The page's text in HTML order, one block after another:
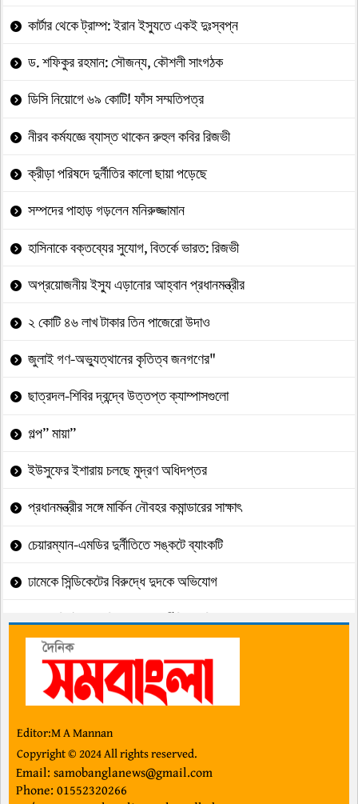
কার্টার থেকে ট্রাম্প: ইরান ইস্যুতে একই দুঃস্বপ্ন
ড. শফিকুর রহমান: সৌজন্য, কৌশলী সাংগঠক
ডিসি নিয়োগে ৬৯ কোটি! ফাঁস সম্মতিপত্র
নীরব কর্মযজ্ঞে ব্যাস্ত থাকেন রুহুল কবির রিজভী
ক্রীড়া পরিষদে দুর্নীতির কালো ছায়া পড়েছে
সম্পদের পাহাড় গড়লেন মনিরুজ্জামান
হাসিনাকে বক্তব্যের সুযোগ, বিতর্কে ভারত: রিজভী
অপ্রয়োজনীয় ইস্যু এড়ানোর আহ্বান প্রধানমন্ত্রীর
২ কোটি ৪৬ লাখ টাকার তিন পাজেরো উদাও
জুলাই গণ-অভ্যুত্থানের কৃতিত্ব জনগণের"
ছাত্রদল-শিবির দ্বন্দ্বে উত্তপ্ত ক্যাম্পাসগুলো
গল্প” মায়া”
ইউসুফের ইশারায় চলছে মুদ্রণ অধিদপ্তর
প্রধানমন্ত্রীর সঙ্গে মার্কিন নৌবহর কমান্ডারের সাক্ষাৎ
চেয়ারম্যান-এমডির দুর্নীতিতে সঙ্কটে ব্যাংকটি
ঢামেকে সিন্ডিকেটের বিরুদ্ধে দুদকে অভিযোগ
সাব-রেজিস্ট্রারের বিরুদ্ধে ঘুষ,দুর্নীতির অভিযোগ
আদর্শ, সংগ্রাম ও মানবসেবার প্রতিচ্ছবি মাসুদ
বসুন্দিয়া ভূমি অফিস এখন ঘুষের অভায়রণ্য !
জুলাই আন্দোলন ফরাসি বিপ্লবের প্রতিচ্ছবি: রিজভী
হাফিজুর রহমানকে নিয়ে নতুন বিতর্ক
Editor:M A Mannan
Copyright © 2024 All rights reserved.
Email: samobanglanews@gmail.com
Phone: 01552320266